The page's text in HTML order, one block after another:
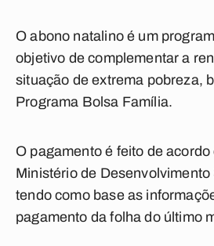
O abono natalino é um
objetivo de complementar a
situação de extrema pobreza,
Programa Bolsa Família.
O pagamento é feito de
Ministério de
tendo como base as
pagamento da folha do último